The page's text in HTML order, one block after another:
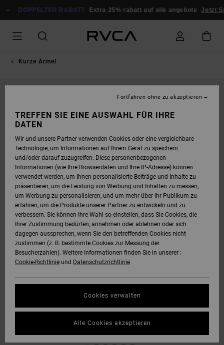
ZUR
DOPPELTER RABATT Extra 25% rabatt auf alle angebote Jetzt
Kurze Ärmel
TREFFEN SIE EINE AUSWAHL FÜR IHRE
DATEN
Wir und unsere Partner verwenden Cookies oder eine vergleichbare
Technologie, um Informationen auf Ihrem Gerät zu speichern
und/oder darauf zuzugreifen. Diese personenbezogenen
Informationen (wie Ihre Browserdaten und Ihre IP-Adresse) können
verwendet werden, um Ihnen personalisierte Beiträge und Inhalte zu
präsentieren, um die Leistung von Werbung und Inhalten zu messen,
um Werbung zu personalisieren, und um mehr über ihr Publikum zu
erfahren, um die Produkte unserer Partner zu entwickeln und zu
verbessern. Sie können Ihre Wahl so einstellen, dass Sie Cookies, die
Ihrer Zustimmung bedürfen, annehmen oder ablehnen oder sich
dagegen aussprechen, wenn Sie den betreffenden Cookies nicht
zustimmen (z. B. bestimmte Cookies zur Messung der
Besucherzahlen). Weitere Informationen finden Sie in unserer :
Cookie-Richtlinie und Datenschutzrichtlinie
Cookies verwalten
Fortfahren ohne zu akzeptieren
Alle Cookies akzeptieren